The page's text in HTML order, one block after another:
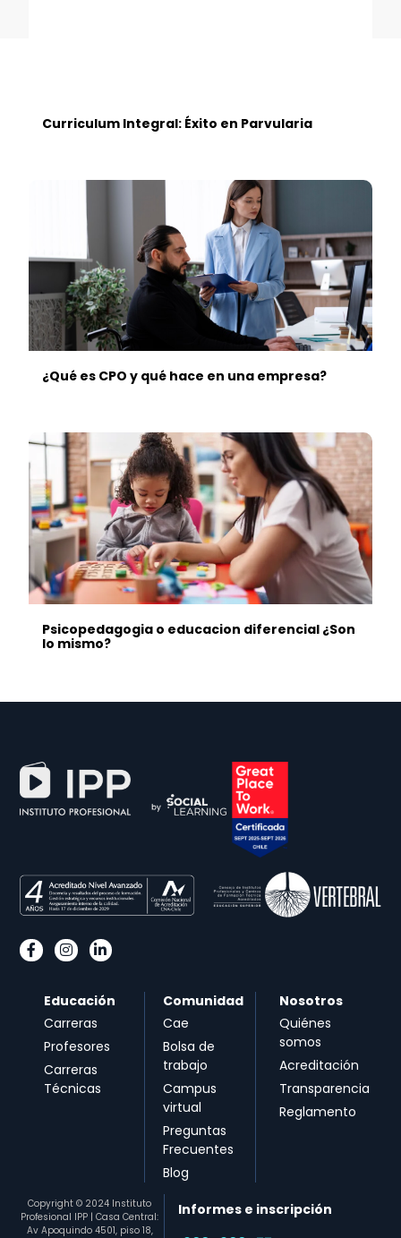
Curriculum Integral: Éxito en Parvularia
¿Qué es CPO y qué hace en una empresa?
Psicopedagogia o educacion diferencial ¿Son
lo mismo?
Educación
Carreras
Profesores
Carreras
Técnicas
Comunidad
Cae
Bolsa de
trabajo
Campus
virtual
Preguntas
Frecuentes
Blog
Nosotros
Quiénes
somos
Acreditación
Transparencia
Reglamento
Copyright © 2024 Instituto
Profesional IPP | Casa Central:
Av Apoquindo 4501, piso 18,
Informes e inscripción